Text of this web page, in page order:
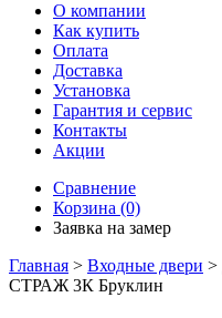
О компании
Как купить
Оплата
Доставка
Установка
Гарантия и сервис
Контакты
Акции
Сравнение
Корзина (0)
Заявка на замер
Главная > Входные двери >
СТРАЖ 3К Бруклин